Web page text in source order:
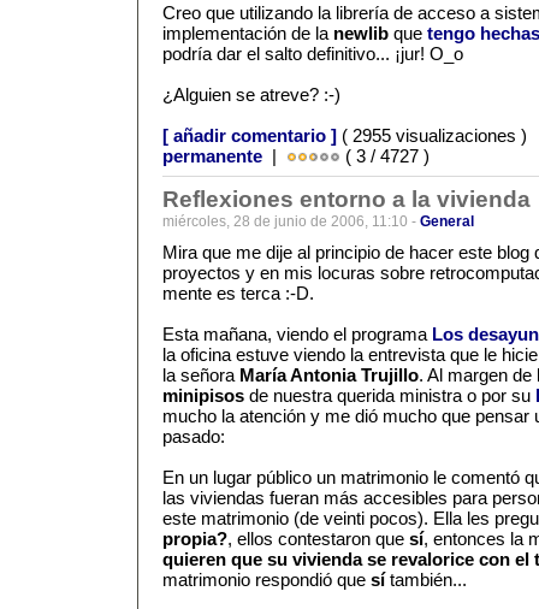
Creo que utilizando la librería de acceso a
implementación de la newlib que tengo
podría dar el salto definitivo... ¡jur! O_o
¿Alguien se atreve? :-)
[ añadir comentario ] ( 2955 visualizaciones
permanente | ( 3 / 4727 )
Reflexiones entorno a la vivienda
miércoles, 28 de junio de 2006, 11:10 - General
Mira que me dije al principio de hacer este
proyectos y en mis locuras sobre
mente es terca :-D.
Esta mañana, viendo el programa Los
la oficina estuve viendo la entrevista que le
la señora María Antonia Trujillo. Al margen
minipisos de nuestra querida ministra o por su
mucho la atención y me dió mucho que pensar
pasado:
En un lugar público un matrimonio le comentó
las viviendas fueran más accesibles para
este matrimonio (de veinti pocos). Ella les
propia?, ellos contestaron que sí, entonces la
quieren que su vivienda se revalorice con el
matrimonio respondió que sítambién...